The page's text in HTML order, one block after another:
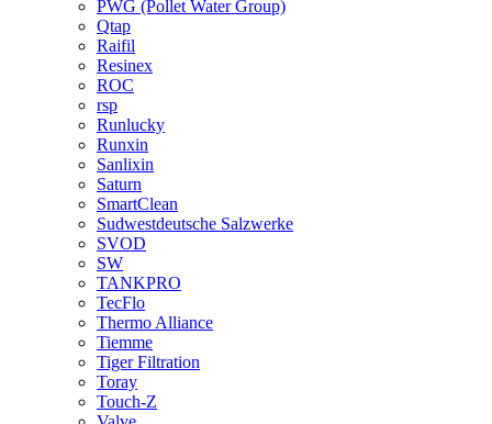
PWG (Pollet Water Group)
Qtap
Raifil
Resinex
ROC
rsp
Runlucky
Runxin
Sanlixin
Saturn
SmartClean
Sudwestdeutsche Salzwerke
SVOD
SW
TANKPRO
TecFlo
Thermo Alliance
Tiemme
Tiger Filtration
Toray
Touch-Z